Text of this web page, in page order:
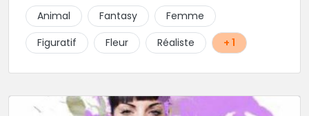
de votre projet avec lui.
Animal Fantasy
Femme
Figuratif
Fleur Réaliste + 1